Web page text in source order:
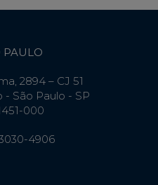
PAULO
2894 – CJ 51
- São Paulo - SP
000
4906